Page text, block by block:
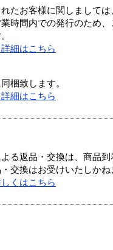
たお客様に関しまして
時間内での発行のため
細はこちら
梱致します。
細はこちら
る返品・交換は、商品
交換はお受けいたしかね
くはこちら